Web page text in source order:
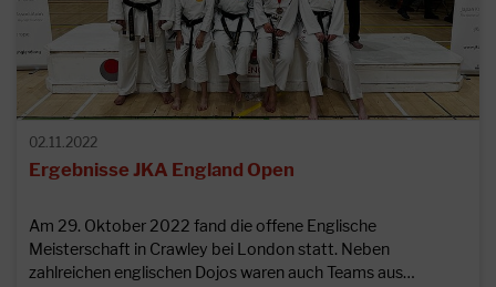
02.11.2022
Ergebnisse JKA England Open
Am 29. Oktober 2022 fand die offene Englische
Meisterschaft in Crawley bei London statt. Neben
zahlreichen englischen Dojos waren auch Teams aus…